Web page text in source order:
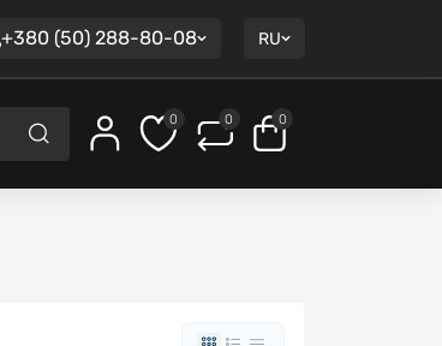
+380 (50) 288-80-08 RU
0 0 0